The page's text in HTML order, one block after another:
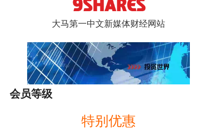
9点股票
大马第一中文新媒体财经网站
会员等级
特别优惠